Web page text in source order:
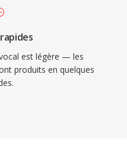
est légère — les
produits en quelques